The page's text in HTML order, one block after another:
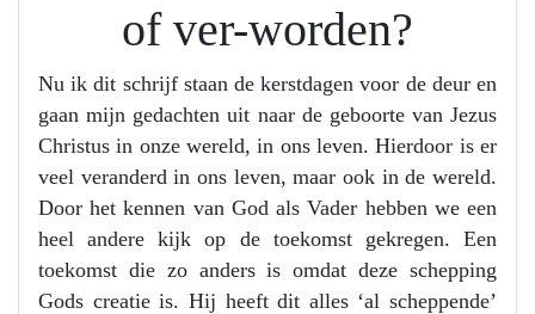
of ver-worden?
Nu ik dit schrijf staan de kerstdagen voor de deur en
gaan mijn gedachten uit naar de geboorte van Jezus
Christus in onze wereld, in ons leven. Hierdoor is er
veel veranderd in ons leven, maar ook in de wereld.
Door het kennen van God als Vader hebben we een
heel andere kijk op de toekomst gekregen. Een
toekomst die zo anders is omdat deze schepping
Gods creatie is. Hij heeft dit alles ‘al scheppende’